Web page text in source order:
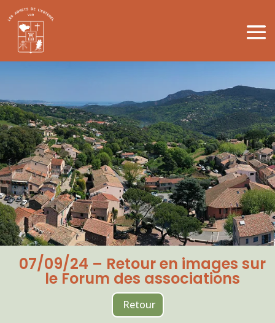
Retour
07/09/24 – Retour en images sur
le Forum des associations